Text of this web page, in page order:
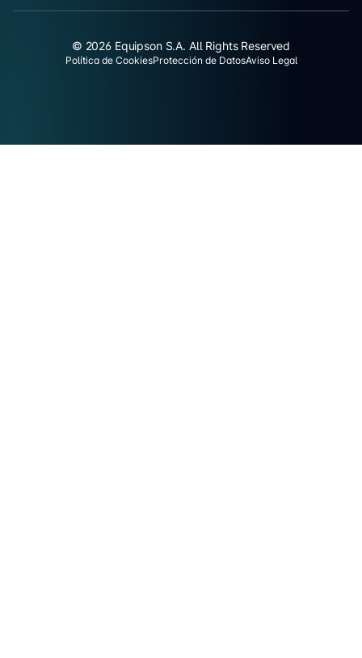
© 2026 Equipson S.A. All Rights Reserved
Política de CookiesProtección de DatosAviso Legal